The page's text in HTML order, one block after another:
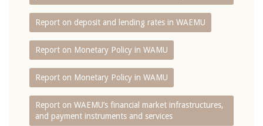
Report on deposit and lending rates in WAEMU
Report on Monetary Policy in WAMU
Report on Monetary Policy in WAMU
Report on WAEMU’s financial market infrastructures,
and payment instruments and services